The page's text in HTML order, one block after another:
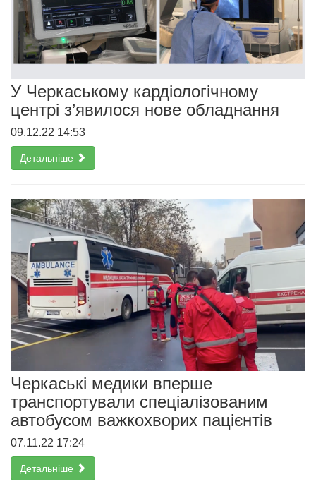
У Черкаському кардіологічному
центрі з’явилося нове обладнання
09.12.22 14:53
Детальніше
Черкаські медики вперше
транспортували спеціалізованим
автобусом важкохворих пацієнтів
07.11.22 17:24
Детальніше